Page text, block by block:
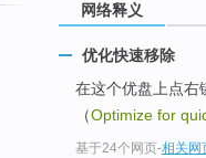
网络释义
优化快速移除
在这个优盘上点右
（Optimize for
基于24个网页-相关网